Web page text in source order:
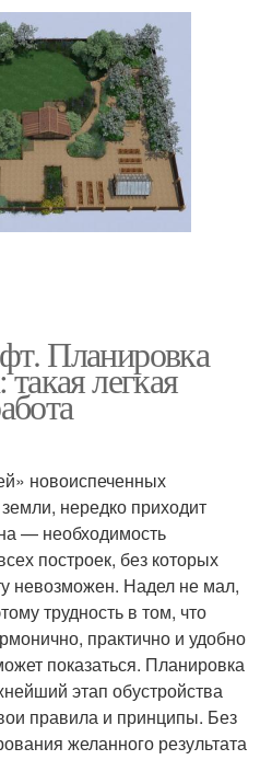
Планировка
легкая
новоиспеченных
нередко приходит
— необходимость
построек, без которых
невозможен. Надел не мал,
трудность в том, что
практично и удобно
показаться. Планировка
этап обустройства
правила и принципы. Без
желанного результата